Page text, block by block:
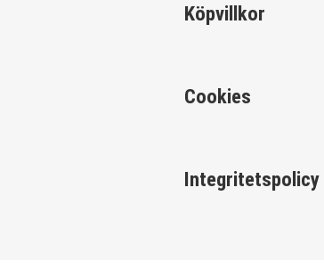
Köpvillkor
Cookies
Integritetspolicy